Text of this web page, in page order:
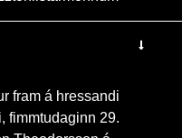
fram á hressandi
fimmtudaginn 29.